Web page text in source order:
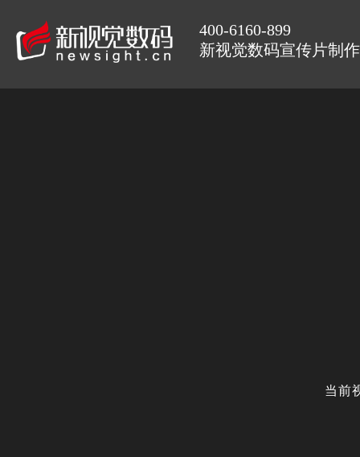
400-6160-899
新视觉数码宣传片制